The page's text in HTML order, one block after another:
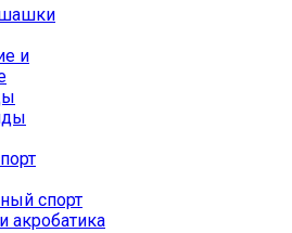
и
спорт
акробатика